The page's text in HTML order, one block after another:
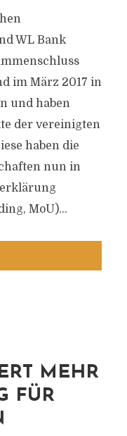
WL Bank
im März 2017 in
und haben
der vereinigten
haben die
nun in
MoU)...
MEHR
FÜR